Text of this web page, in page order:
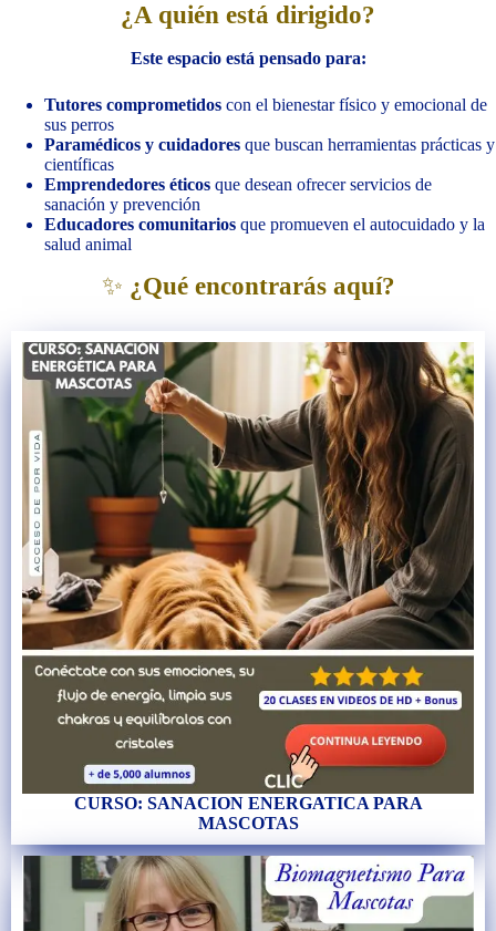
¿A quién está dirigido?
Este espacio está pensado para:
Tutores comprometidos con el bienestar físico y emocional de
sus perros
Paramédicos y cuidadores que buscan herramientas prácticas y
científicas
Emprendedores éticos que desean ofrecer servicios de
sanación y prevención
Educadores comunitarios que promueven el autocuidado y la
salud animal
✨ ¿Qué encontrarás aquí?
CURSO: SANACION ENERGATICA PARA
MASCOTAS